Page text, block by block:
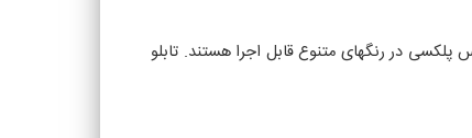
در رنگهای متنوع قابل اجرا هستند. تابلو